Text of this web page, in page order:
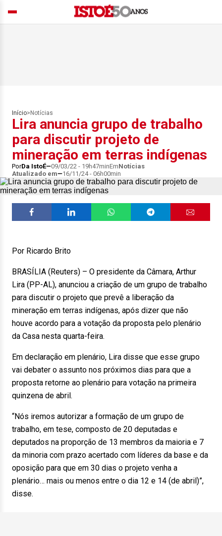
Início> Notícias
Lira anuncia grupo de trabalho
para discutir projeto de
mineração em terras indígenas
PorDa IstoÉ 09/03/22 - 19h47minEmNotícias
Atualizado em
16/11/24 - 06h00min
Por Ricardo Brito
BRASÍLIA (Reuters) – O presidente da Câmara, Arthur
Lira (PP-AL), anunciou a criação de um grupo de trabalho
para discutir o projeto que prevê a liberação da
mineração em terras indígenas, após dizer que não
houve acordo para a votação da proposta pelo plenário
da Casa nesta quarta-feira.
Em declaração em plenário, Lira disse que esse grupo
vai debater o assunto nos próximos dias para que a
proposta retorne ao plenário para votação na primeira
quinzena de abril.
“Nós iremos autorizar a formação de um grupo de
trabalho, em tese, composto de 20 deputadas e
deputados na proporção de 13 membros da maioria e 7
da minoria com prazo acertado com líderes da base e da
oposição para que em 30 dias o projeto venha a
plenário… mais ou menos entre o dia 12 e 14 (de abril)”,
disse.